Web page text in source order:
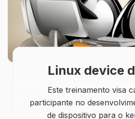
Linux device
Este treinamento visa
participante no
de dispositivo para o